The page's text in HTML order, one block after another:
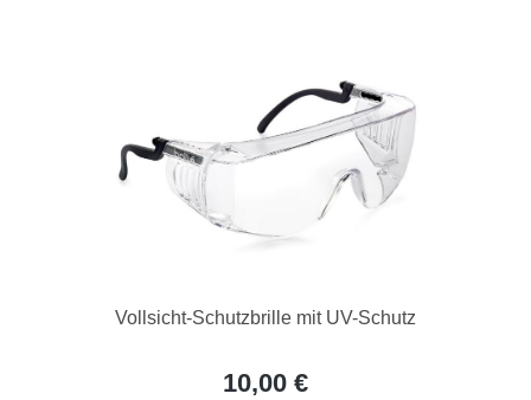
Vollsicht-Schutzbrille mit UV-Schutz
10,00 €